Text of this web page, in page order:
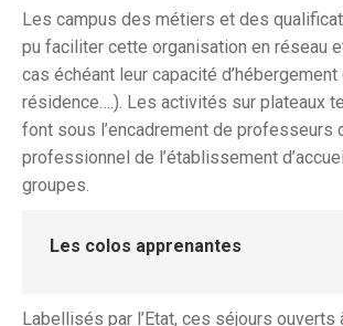
Les campus des métiers et des
pu faciliter cette organisation en réseau
cas échéant leur capacité d’hébergement
résidence….). Les activités sur plateaux
font sous l’encadrement de professeurs
professionnel de l’établissement
groupes.
Les colos apprenantes
Labellisés par l’Etat, ces séjours